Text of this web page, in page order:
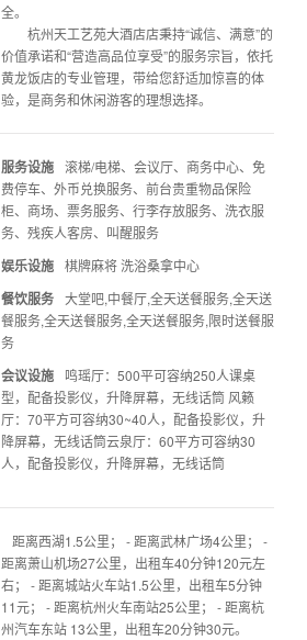
全。
杭州天工艺苑大酒店店秉持“诚信、满意”的
价值承诺和“营造高品位享受”的服务宗旨，依托
黄龙饭店的专业管理，带给您舒适加惊喜的体
验，是商务和休闲游客的理想选择。
服务设施 滚梯/电梯、会议厅、商务中心、免
费停车、外币兑换服务、前台贵重物品保险
柜、商场、票务服务、行李存放服务、洗衣服
务、残疾人客房、叫醒服务
娱乐设施 棋牌麻将 洗浴桑拿中心
餐饮服务 大堂吧,中餐厅,全天送餐服务,全天送
餐服务,全天送餐服务,全天送餐服务,限时送餐服
务
会议设施
鸣瑶厅：500平可容纳250人课桌
型，配备投影仪，升降屏幕，无线话筒 风籁
厅：70平方可容纳30~40人，配备投影仪，升
降屏幕，无线话筒云泉厅：60平方可容纳30
人，配备投影仪，升降屏幕，无线话筒
距离西湖1.5公里； - 距离武林广场4公里； -
距离萧山机场27公里，出租车40分钟120元左
右； - 距离城站火车站1.5公里，出租车5分钟
11元； - 距离杭州火车南站25公里； - 距离杭
州汽车东站 13公里，出租车20分钟30元。